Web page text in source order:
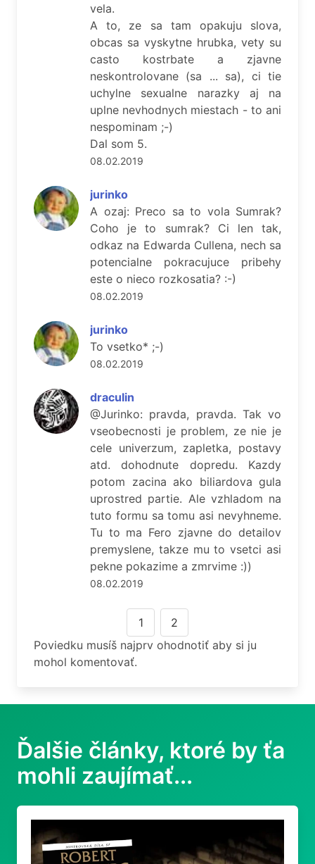
vela.
A to, ze sa tam opakuju slova,
obcas sa vyskytne hrubka, vety su
casto kostrbate a zjavne
neskontrolovane (sa ... sa), ci tie
uchylne sexualne narazky aj na
uplne nevhodnych miestach - to ani
nespominam ;-)
Dal som 5.
08.02.2019
jurinko
A ozaj: Preco sa to vola Sumrak?
Coho je to sumrak? Ci len tak,
odkaz na Edwarda Cullena, nech sa
potencialne pokracujuce pribehy
este o nieco rozkosatia? :-)
08.02.2019
jurinko
To vsetko* ;-)
08.02.2019
draculin
@Jurinko: pravda, pravda. Tak vo
vseobecnosti je problem, ze nie je
cele univerzum, zapletka, postavy
atd. dohodnute dopredu. Kazdy
potom zacina ako biliardova gula
uprostred partie. Ale vzhladom na
tuto formu sa tomu asi nevyhneme.
Tu to ma Fero zjavne do detailov
premyslene, takze mu to vsetci asi
pekne pokazime a zmrvime :))
08.02.2019
1
2
Poviedku musíš najprv ohodnotiť aby si ju
mohol komentovať.
Ďalšie články, ktoré by ťa
mohli zaujímať...